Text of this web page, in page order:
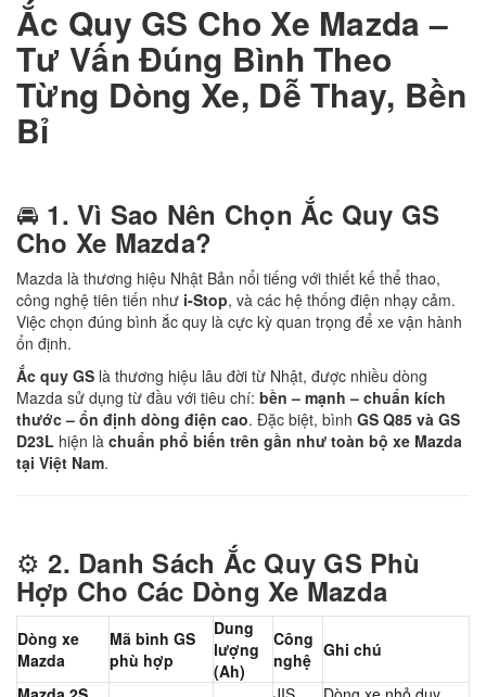
Ắc Quy GS Cho Xe Mazda –
Tư Vấn Đúng Bình Theo
Từng Dòng Xe, Dễ Thay, Bền
Bỉ
🚘 1. Vì Sao Nên Chọn Ắc Quy GS
Cho Xe Mazda?
Mazda là thương hiệu Nhật Bản nổi tiếng với thiết kế thể thao,
công nghệ tiên tiến như i-Stop, và các hệ thống điện nhạy cảm.
Việc chọn đúng bình ắc quy là cực kỳ quan trọng để xe vận hành
ổn định.
Ắc quy GS là thương hiệu lâu đời từ Nhật, được nhiều dòng
Mazda sử dụng từ đầu với tiêu chí: bền – mạnh – chuẩn kích
thước – ổn định dòng điện cao. Đặc biệt, bình GS Q85 và GS
D23L hiện là chuẩn phổ biến trên gần như toàn bộ xe Mazda
tại Việt Nam.
⚙️2. Danh Sách Ắc Quy GS Phù
Hợp Cho Các Dòng Xe Mazda
Dòng xe
Mazda
Mã bình GS
phù hợp
Dung
lượng
(Ah)
Công
nghệ Ghi chú